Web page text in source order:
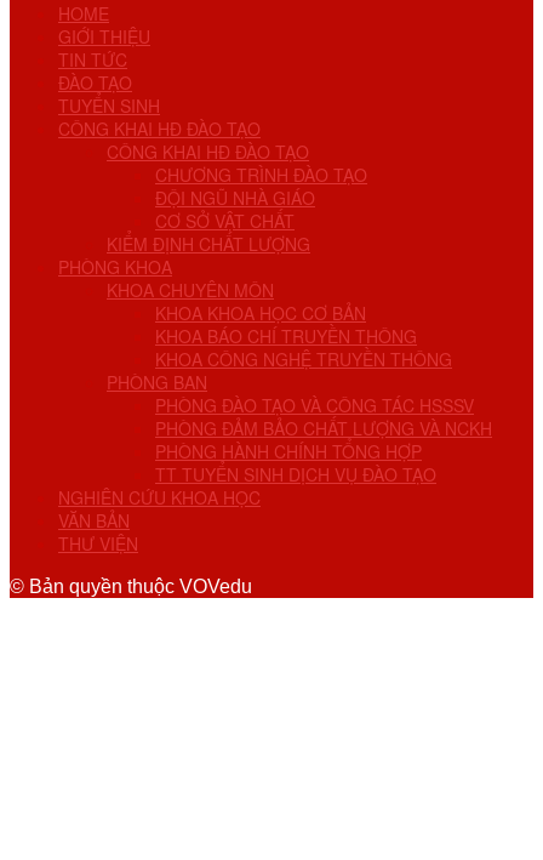
HOME
GIỚI THIỆU
TIN TỨC
ĐÀO TẠO
TUYỂN SINH
CÔNG KHAI HĐ ĐÀO TẠO
CÔNG KHAI HĐ ĐÀO TẠO
CHƯƠNG TRÌNH ĐÀO TẠO
ĐỘI NGŨ NHÀ GIÁO
CƠ SỞ VẬT CHẤT
KIỂM ĐỊNH CHẤT LƯỢNG
PHÒNG KHOA
KHOA CHUYÊN MÔN
KHOA KHOA HỌC CƠ BẢN
KHOA BÁO CHÍ TRUYỀN THÔNG
KHOA CÔNG NGHỆ TRUYỀN THÔNG
PHÒNG BAN
PHÒNG ĐÀO TẠO VÀ CÔNG TÁC HSSSV
PHÒNG ĐẢM BẢO CHẤT LƯỢNG VÀ NCKH
PHÒNG HÀNH CHÍNH TỔNG HỢP
TT TUYỂN SINH DỊCH VỤ ĐÀO TẠO
NGHIÊN CỨU KHOA HỌC
VĂN BẢN
THƯ VIỆN
© Bản quyền thuộc VOVedu